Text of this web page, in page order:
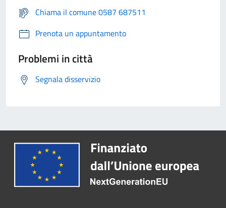
Chiama il comune 0587 687511
Prenota un appuntamento
Problemi in città
Segnala disservizio